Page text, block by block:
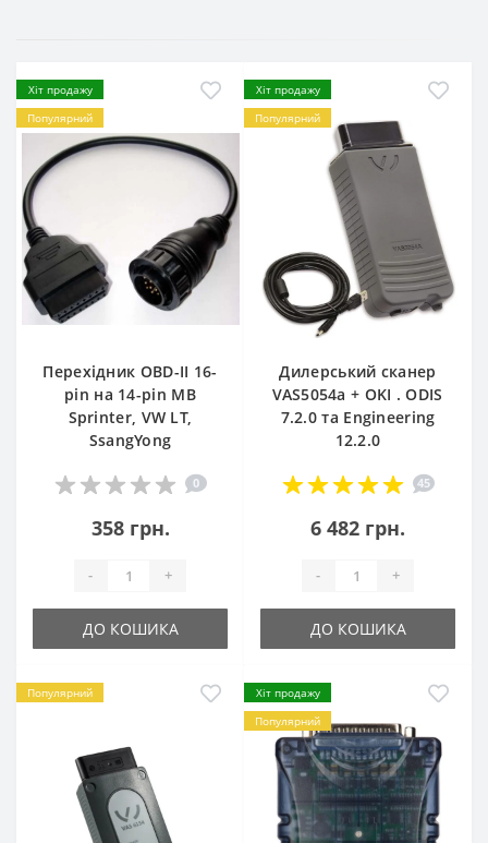
Хіт продажу
Популярний
Перехідник OBD-II 16-
pin на 14-pin MB
Sprinter, VW LT,
SsangYong
0
358 грн.
- +
ДО КОШИКА
Хіт продажу
Популярний
Дилерський сканер
VAS5054a + OKI . ODIS
7.2.0 та Engineering
12.2.0
45
6 482 грн.
- +
ДО КОШИКА
Популярний
Хіт продажу
Популярний